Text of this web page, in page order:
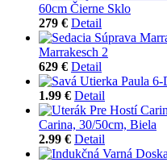
60cm Čierne Sklo
279 € Detail
Marrakesch 2
629 € Detail
1.99 € Detail
Carina, 30/50cm, Biela
2.99 € Detail